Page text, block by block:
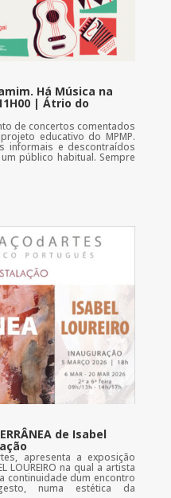
Há Música na
| Átrio do
de concertos comentados
educativo do MPMP.
informais e descontraídos
público habitual. Sempre
de Isabel
apresenta a exposição
LOUREIRO na qual a artista
continuidade dum encontro
numa estética da